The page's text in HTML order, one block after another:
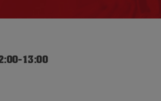
13:00